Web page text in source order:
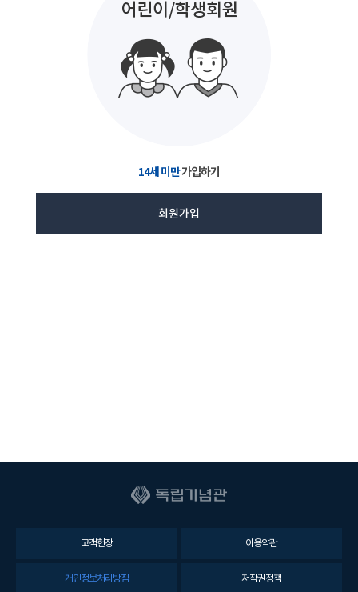
14세 미만가입하기
회원가입
고객헌장 이용약관
개인정보처리방침 저작권정책